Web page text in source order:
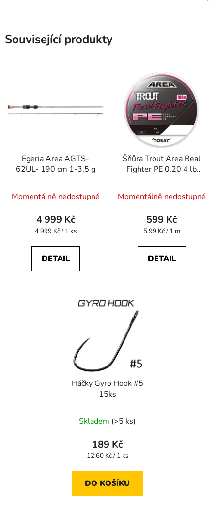
Související produkty
Egeria Area AGTS-
62UL- 190 cm 1-3,5 g
Momentálně nedostupné
4 999 Kč
Měrná
4 999 Kč / 1 ks
DETAIL
Šňůra Trout Area Real
Fighter PE 0.20 4 lb
Momentálně nedostupné
599 Kč
Měrná
5,99 Kč / 1 m
DETAIL
Háčky Gyro Hook #5
15ks
Skladem (>5 ks)
189 Kč
Měrná
12,60 Kč / 1 ks
DO KOŠÍKU